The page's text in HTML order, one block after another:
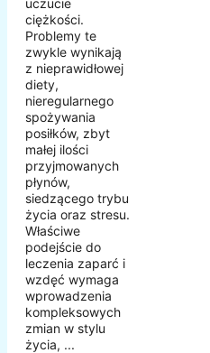
ciężkości.
Problemy te
zwykle wynikają
z nieprawidłowej
diety,
nieregularnego
spożywania
posiłków, zbyt
małej ilości
przyjmowanych
płynów,
siedzącego trybu
życia oraz stresu.
Właściwe
podejście do
leczenia zaparć i
wzdęć wymaga
wprowadzenia
kompleksowych
zmian w stylu
życia, ...